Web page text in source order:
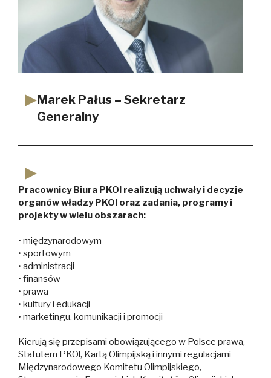
Marek Pałus – Sekretarz
Generalny
Pracownicy Biura PKOl realizują uchwały i decyzje
organów władzy PKOl oraz zadania, programy i
projekty w wielu obszarach:
• międzynarodowym
• sportowym
• administracji
• finansów
• prawa
• kultury i edukacji
• marketingu, komunikacji i promocji
Kierują się przepisami obowiązującego w Polsce prawa,
Statutem PKOl, Kartą Olimpijską i innymi regulacjami
Międzynarodowego Komitetu Olimpijskiego,